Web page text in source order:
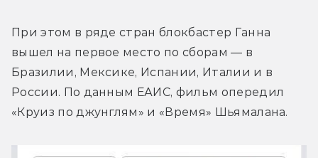
При этом в ряде стран блокбастер Ганна
вышел на первое место по сборам — в
Бразилии, Мексике, Испании, Италии и в
России. По данным ЕАИС, фильм опередил
«Круиз по джунглям» и «Время» Шьямалана.